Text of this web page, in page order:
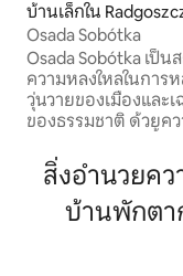
บ้านเล็กใน
Osada Sobótka
Osada Sobótka เป็
ความหลงใหลในการ
วุ่นวายของเมืองและ
ของธรรมชาติ ด้วยค
โอเอซิสแห่งความสง
ป่าไม้ในระยะใกล้จา
สถานที่ที่สมบูรณ์แบ
สัปดาห์ที่โรแมนติก
ครอบครัวหรือเพื่อน
สิ่งอำนวยค
บ้านพักตา